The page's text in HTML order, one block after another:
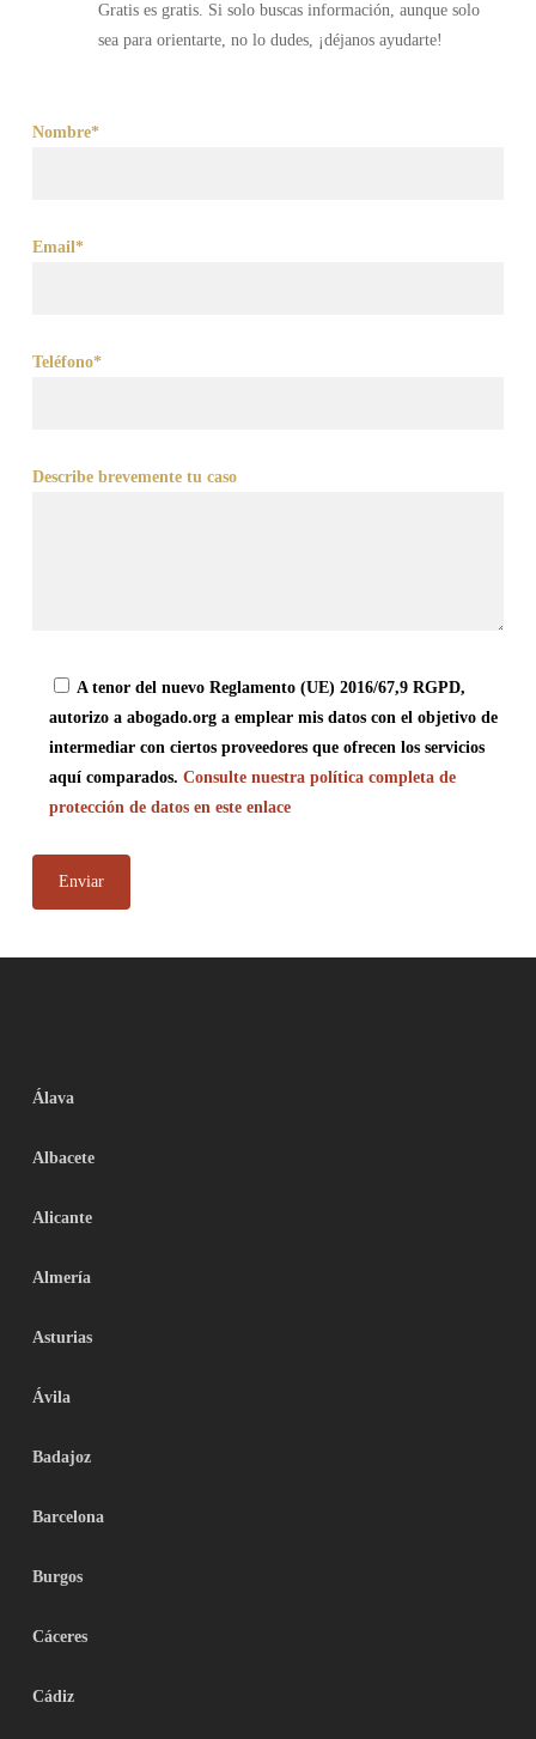
Gratis es gratis. Si solo buscas información, aunque solo
sea para orientarte, no lo dudes, ¡déjanos ayudarte!
Nombre*
Email*
Teléfono*
Describe brevemente tu caso
A tenor del nuevo Reglamento (UE) 2016/67,9 RGPD,
autorizo a abogado.org a emplear mis datos con el objetivo de
intermediar con ciertos proveedores que ofrecen los servicios
aquí comparados. Consulte nuestra política completa de
protección de datos en este enlace
Álava
Albacete
Alicante
Almería
Asturias
Ávila
Badajoz
Barcelona
Burgos
Cáceres
Cádiz